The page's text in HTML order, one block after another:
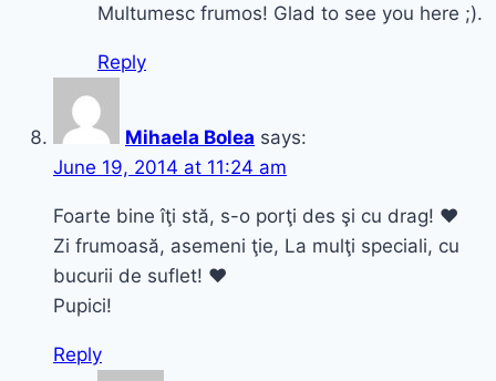
Multumesc frumos! Glad to see you here ;).
Reply
Mihaela Bolea says:
June 19, 2014 at 11:24 am
Foarte bine îţi stă, s-o porţi des şi cu drag! ♥
Zi frumoasă, asemeni ţie, La mulţi speciali, cu
bucurii de suflet! ♥
Pupici!
Reply